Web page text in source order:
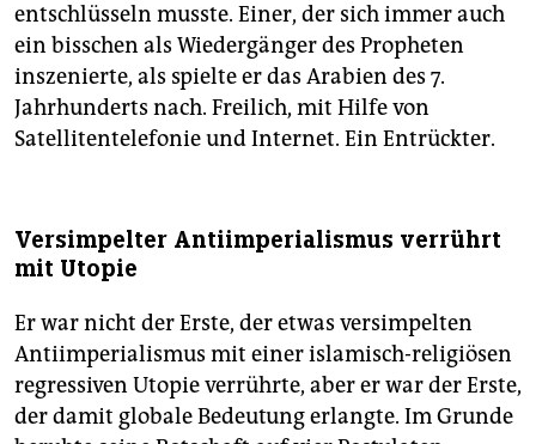
entschlüsseln musste. Einer, der sich immer auch
ein bisschen als Wiedergänger des Propheten
inszenierte, als spielte er das Arabien des 7.
Jahrhunderts nach. Freilich, mit Hilfe von
Satellitentelefonie und Internet. Ein Entrückter.
Versimpelter Antiimperialismus verrührt
mit Utopie
Er war nicht der Erste, der etwas versimpelten
Antiimperialismus mit einer islamisch-religiösen
regressiven Utopie verrührte, aber er war der Erste,
der damit globale Bedeutung erlangte. Im Grunde